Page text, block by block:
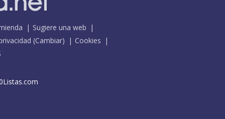
Sugiere una web
(Cambiar)
Cookies